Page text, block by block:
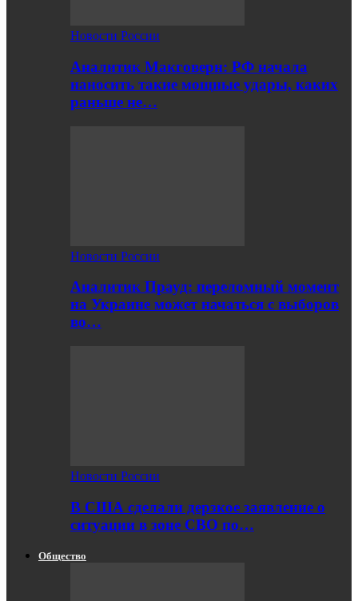
Новости России
Аналитик Макговерн: РФ начала
наносить такие мощные удары, каких
раньше не…
Новости России
Аналитик Прауд: переломный момент
на Украине может начаться с выборов
во…
Новости России
В США сделали дерзкое заявление о
ситуации в зоне СВО по…
Общество